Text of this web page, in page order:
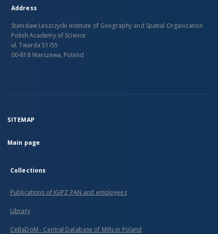
Address
Stanislaw Leszczycki Institute of Geography and Spatial Organization
Polish Academy of Science
ul. Twarda 51/55
00-818 Warszawa, Poland
SITEMAP
Main page
Collections
Publications of IGiPZ PAN and employees
Library
CeBaDoM - Central Database of Mills in Poland